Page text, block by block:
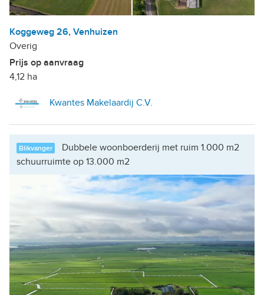
Koggeweg 26, Venhuizen
Overig
Prijs op aanvraag
4,12 ha
Kwantes Makelaardij C.V.
Blikvanger
Dubbele woonboerderij met ruim 1.000 m2
schuurruimte op 13.000 m2